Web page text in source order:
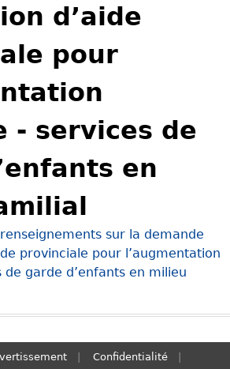
d’aide
pour
- services de
en
sur la demande
provinciale pour l’augmentation
garde d’enfants en milieu
Confidentialité